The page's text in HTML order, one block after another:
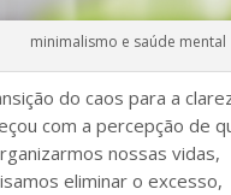
minimalismo e saúde mental
do caos para a
com a percepção de
nossas vidas,
eliminar o excesso,